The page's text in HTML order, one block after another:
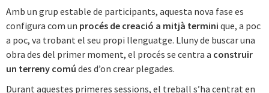
Amb un grup estable de participants, aquesta nova fase es
configura com un procés de creació a mitjà termini que, a poc
a poc, va trobant el seu propi llenguatge. Lluny de buscar una
obra des del primer moment, el procés se centra a construir
un terreny comú des d’on crear plegades.
Durant aquestes primeres sessions, el treball s’ha centrat en